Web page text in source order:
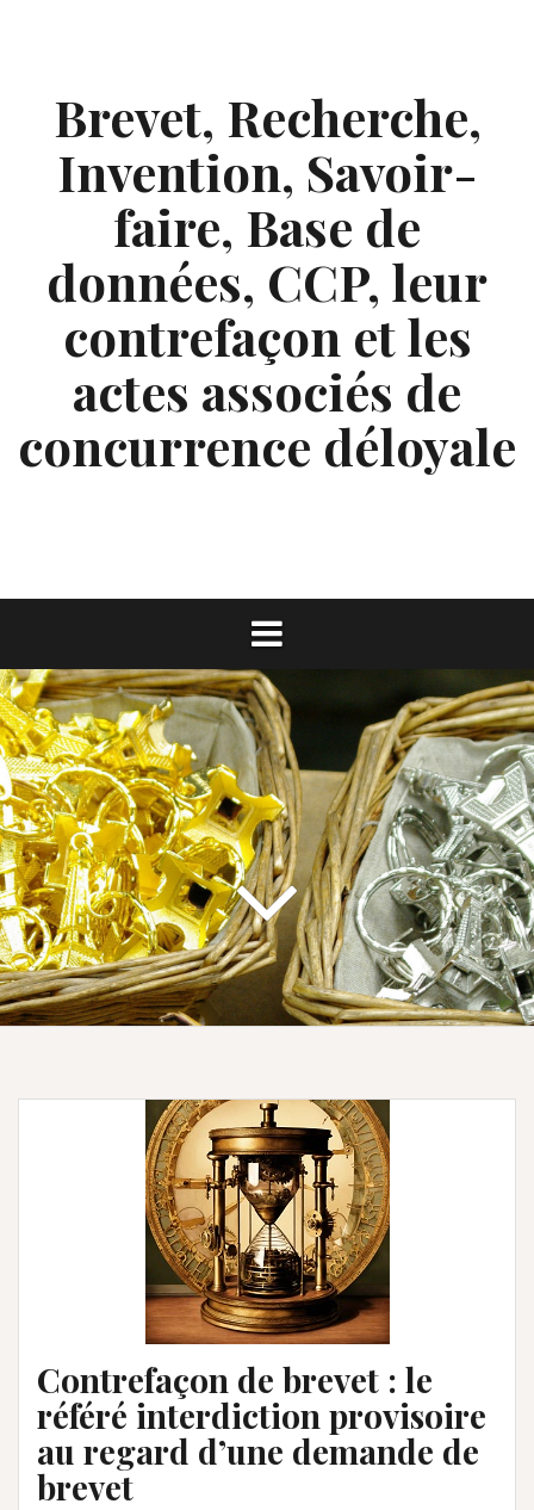
Brevet, Recherche,
Invention, Savoir-
faire, Base de
données, CCP, leur
contrefaçon et les
actes associés de
concurrence déloyale
Contrefaçon de brevet : le
référé interdiction provisoire
au regard d’une demande de
brevet